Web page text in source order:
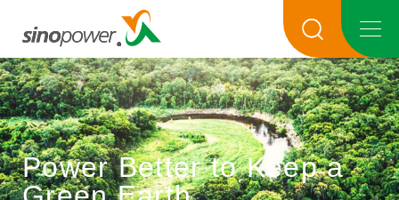
Power Better to Keep a
Power Better to Keep a